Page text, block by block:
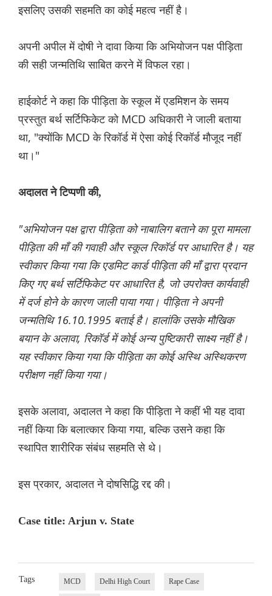
इसलिए उसकी सहमति का कोई महत्व नहीं है।
अपनी अपील में दोषी ने दावा किया कि अभियोजन पक्ष पीड़िता
की सही जन्मतिथि साबित करने में विफल रहा।
हाईकोर्ट ने कहा कि पीड़िता के स्कूल में एडमिशन के समय
प्रस्तुत बर्थ सर्टिफिकेट को MCD अधिकारी ने जाली बताया
था, "क्योंकि MCD के रिकॉर्ड में ऐसा कोई रिकॉर्ड मौजूद नहीं
था।"
अदालत ने टिप्पणी की,
"अभियोजन पक्ष द्वारा पीड़िता को नाबालिग बताने का पूरा मामला
पीड़िता की माँ की गवाही और स्कूल रिकॉर्ड पर आधारित है। यह
स्वीकार किया गया कि एडमिट कार्ड पीड़िता की माँ द्वारा प्रदान
किए गए बर्थ सर्टिफिकेट पर आधारित है, जो उपरोक्त कार्यवाही
में दर्ज होने के कारण जाली पाया गया। पीड़िता ने अपनी
जन्मतिथि 16.10.1995 बताई है। हालांकि उसके मौखिक
बयान के अलावा, रिकॉर्ड में कोई अन्य पुष्टिकारी साक्ष्य नहीं है।
यह स्वीकार किया गया कि पीड़िता का कोई अस्थि अस्थिकरण
परीक्षण नहीं किया गया।
इसके अलावा, अदालत ने कहा कि पीड़िता ने कहीं भी यह दावा
नहीं किया कि बलात्कार किया गया, बल्कि उसने कहा कि
स्थापित शारीरिक संबंध सहमति से थे।
इस प्रकार, अदालत ने दोषसिद्धि रद्द की।
Case title: Arjun v. State
Tags MCD Delhi High Court Rape Case